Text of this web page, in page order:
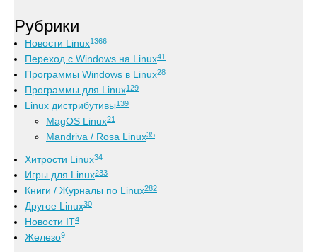
Рубрики
Новости Linux1366
Переход с Windows на Linux41
Программы Windows в Linux28
Программы для Linux129
Linux дистрибутивы139
MagOS Linux21
Mandriva / Rosa Linux35
Хитрости Linux34
Игры для Linux233
Книги / Журналы по Linux282
Другое Linux30
Новости IT4
Железо9